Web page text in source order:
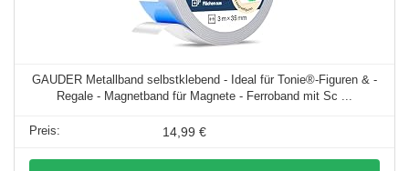
GAUDER Metallband selbstklebend - Ideal für Tonie®-Figuren & -
Regale - Magnetband für Magnete - Ferroband mit Sc ...
14,99 €